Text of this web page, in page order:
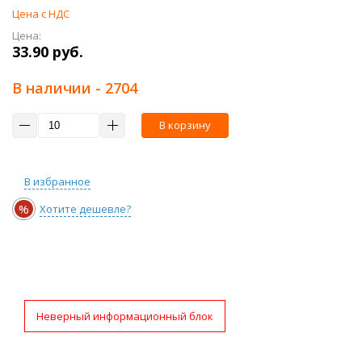
Цена с НДС
Цена:
33.90 руб.
В наличии - 2704
В корзину
В избранное
% Хотите дешевле?
Неверный информационный блок